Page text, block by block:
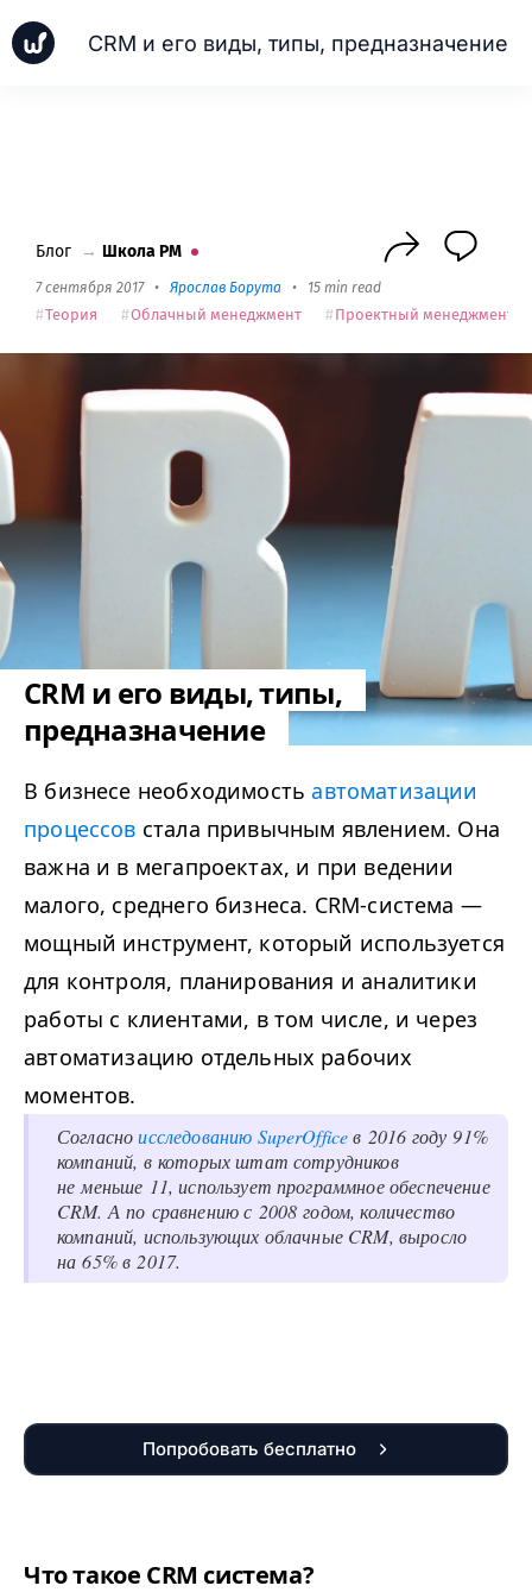
CRM и его виды, типы, предназначение
Блог → Школа PM
7 сентября 2017 • Ярослав Борута • 15 min read
Теория Облачный менеджмент Проектный менеджмент
CRM и его виды, типы,
предназначение
В бизнесе необходимостьавтоматизации
процессов стала привычным явлением. Она
важна и в мегапроектах, и при ведении
малого, среднего бизнеса. CRM-система —
мощный инструмент, который используется
для контроля, планирования и аналитики
работы с клиентами, в том числе, и через
автоматизацию отдельных рабочих
моментов.
Согласноисследованию SuperOfficeв 2016 году 91%
компаний, в которых штат сотрудников
не меньше 11, использует программное обеспечение
CRM. А по сравнению с 2008 годом, количество
компаний, использующих облачные CRM, выросло
на 65% в 2017.
Попробовать бесплатно
Что такое CRM система?